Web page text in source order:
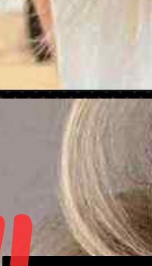
es/tendencia-del-